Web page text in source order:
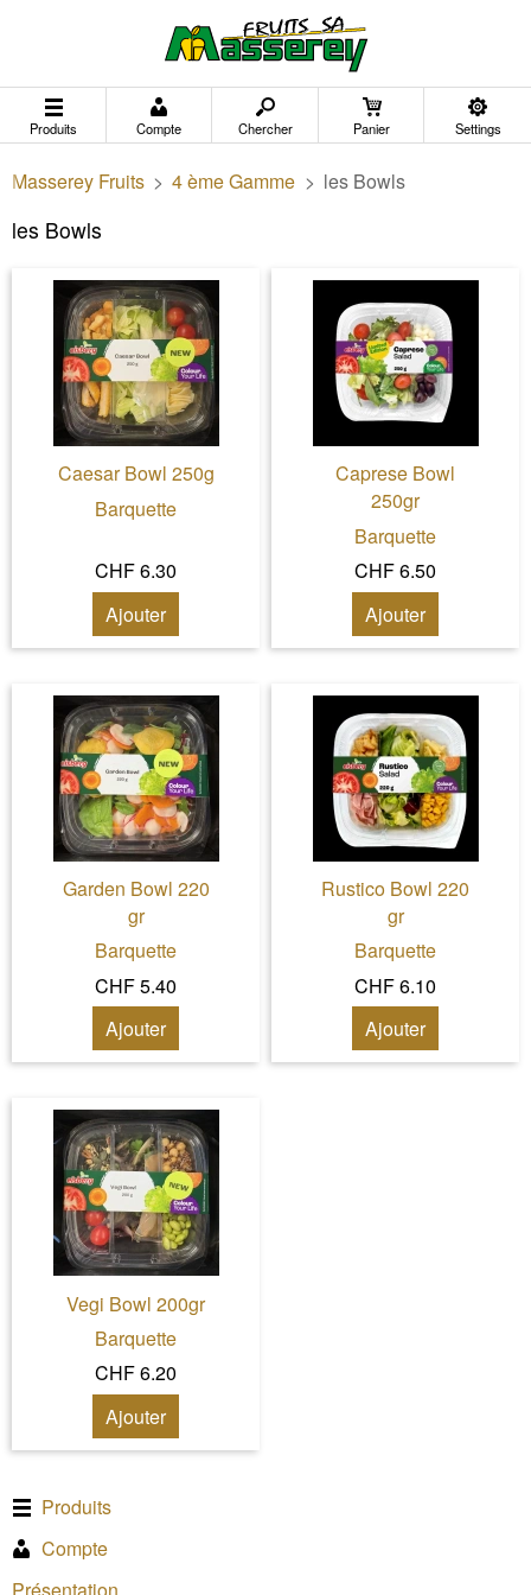
Produits Compte Chercher Panier Settings
Masserey Fruits > 4 ème Gamme > les Bowls
les Bowls
Caesar Bowl 250g
Barquette
CHF 6.30
Ajouter
Caprese Bowl
250gr
Barquette
CHF 6.50
Ajouter
Garden Bowl 220
gr
Barquette
CHF 5.40
Ajouter
Rustico Bowl 220
gr
Barquette
CHF 6.10
Ajouter
Vegi Bowl 200gr
Barquette
CHF 6.20
Ajouter
Produits
Compte
Présentation